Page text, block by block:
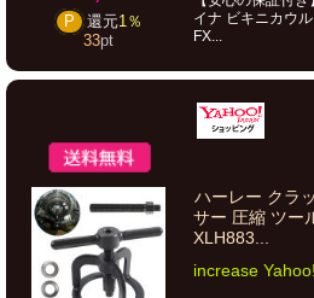
P 還元1％
33pt
イナ ビキニカウ
FX...
ハーレー クラ
サー 圧縮 ツー
XLH883...
increase